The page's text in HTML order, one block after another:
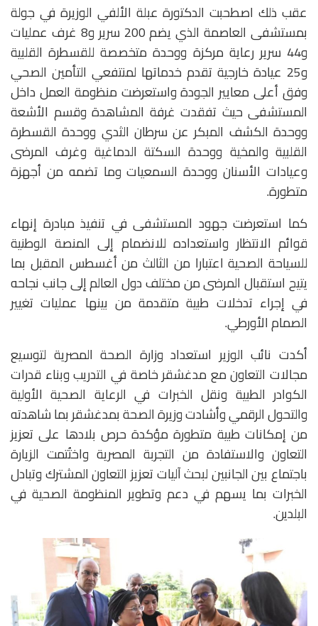
عقب ذلك اصطحبت الدكتورة عبلة الألفي الوزيرة في جولة
بمستشفى العاصمة الذي يضم 200 سرير و8 غرف عمليات
و44 سرير رعاية مركزة ووحدة متخصصة للقسطرة القلبية
و25 عيادة خارجية تقدم خدماتها لمنتفعي التأمين الصحي
وفق أعلى معايير الجودة واستعرضت منظومة العمل داخل
المستشفى حيث تفقدت غرفة المشاهدة وقسم الأشعة
ووحدة الكشف المبكر عن سرطان الثدي ووحدة القسطرة
القلبية والمخية ووحدة السكتة الدماغية وغرف المرضى
وعيادات الأسنان ووحدة السمعيات وما تضمه من أجهزة
متطورة.
كما استعرضت جهود المستشفى في تنفيذ مبادرة إنهاء
قوائم الانتظار واستعداده للانضمام إلى المنصة الوطنية
للسياحة الصحية اعتبارا من الثالث من أغسطس المقبل بما
يتيح استقبال المرضى من مختلف دول العالم إلى جانب نجاحه
في إجراء تدخلات طبية متقدمة من بينها عمليات تغيير
الصمام الأورطي.
أكدت نائب الوزير استعداد وزارة الصحة المصرية لتوسيع
مجالات التعاون مع مدغشقر خاصة في التدريب وبناء قدرات
الكوادر الطبية ونقل الخبرات في الرعاية الصحية الأولية
والتحول الرقمي وأشادت وزيرة الصحة بمدغشقر بما شاهدته
من إمكانات طبية متطورة مؤكدة حرص بلادها على تعزيز
التعاون والاستفادة من التجربة المصرية واختُتمت الزيارة
باجتماع بين الجانبين لبحث آليات تعزيز التعاون المشترك وتبادل
الخبرات بما يسهم في دعم وتطوير المنظومة الصحية في
البلدين.